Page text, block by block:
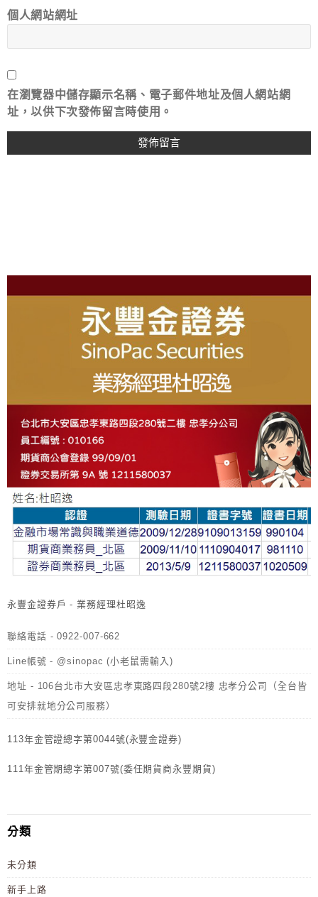
個人網站網址
在瀏覽器中儲存顯示名稱、電子郵件地址及個人網站網
址，以供下次發佈留言時使用。
I
永豐金證券戶 - 業務經理杜昭逸
聯絡電話 - 0922-007-662
Line帳號 - @sinopac (小老鼠需輸入)
地址 - 106台北市大安區忠孝東路四段280號2樓 忠孝分公司（全台皆
可安排就地分公司服務）
113年金管證總字第0044號(永豐金證券)
111年金管期總字第007號(委任期貨商永豐期貨)
分類
未分類
新手上路